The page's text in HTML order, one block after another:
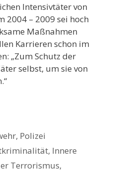
Intensivtäter von
2004 – 2009 sei hoch
Maßnahmen
Karrieren schon im
„Zum Schutz der
selbst, um sie von
Polizei
, Innere
Terrorismus,